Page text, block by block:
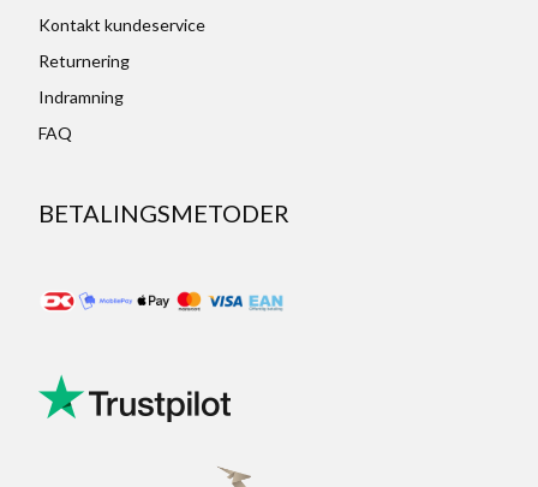
Kontakt kundeservice
Returnering
Indramning
FAQ
BETALINGSMETODER